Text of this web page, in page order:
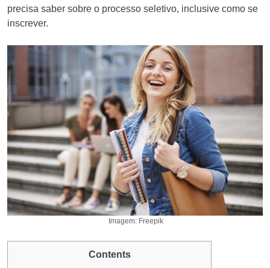
precisa saber sobre o processo seletivo, inclusive como se
inscrever.
Imagem: Freepik
Contents